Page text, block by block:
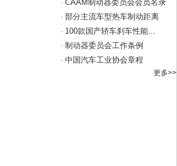
· CAAM制动器委员会会员名录
· 部分主流车型热车制动距离
· 100款国产轿车刹车性能...
· 制动器委员会工作条例
· 中国汽车工业协会章程
更多>>